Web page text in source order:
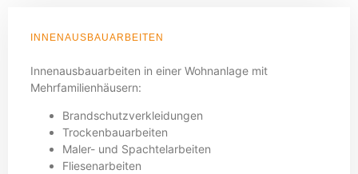
INNENAUSBAUARBEITEN
Innenausbauarbeiten in einer Wohnanlage mit
Mehrfamilienhäusern:
Brandschutzverkleidungen
Trockenbauarbeiten
Maler- und Spachtelarbeiten
Fliesenarbeiten